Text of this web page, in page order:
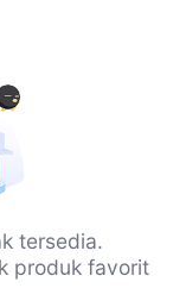
tersedia.
produk favorit